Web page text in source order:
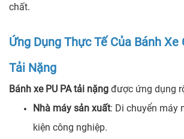
chất.
Ứng Dụng Thực Tế Của Bánh Xe
Tải Nặng
Bánh xe PU PA tải nặng được ứng dụng
Nhà máy sản xuất: Di chuyển máy
kiện công nghiệp.